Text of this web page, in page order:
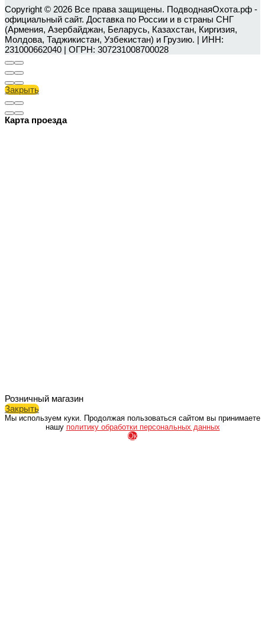
Copyright © 2026 Все права защищены. ПодводнаяОхота.рф -
официальный сайт. Доставка по России и в страны СНГ
(Армения, Азербайджан, Беларусь, Казахстан, Киргизия,
Молдова, Таджикистан, Узбекистан) и Грузию. | ИНН:
231000662040 | ОГРН: 307231008700028
Закрыть
Карта проезда
Розничный магазин
Закрыть
Мы используем куки. Продолжая пользоваться сайтом вы принимаете
нашу политику обработки персональных данных
Ок